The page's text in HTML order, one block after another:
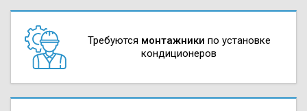
Требуются монтажники по установке
кондиционеров